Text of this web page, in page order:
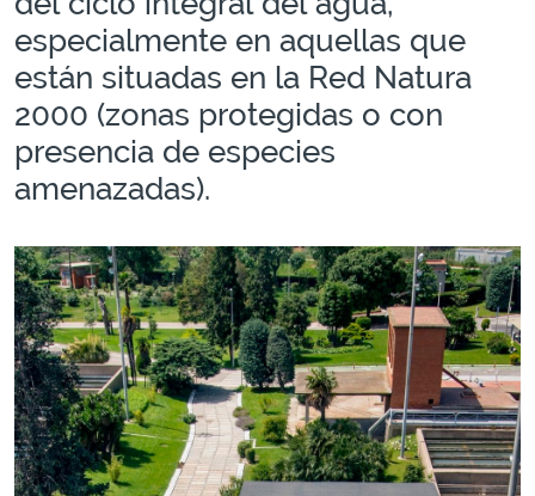
especialmente en aquellas que
están situadas en la Red Natura
2000 (zonas protegidas o con
presencia de especies
amenazadas).